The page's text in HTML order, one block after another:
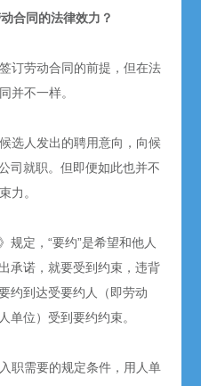
合同的法律效力？
订劳动合同的前提，但在法
并不一样。
选人发出的聘用意向，向候
司就职。但即便如此也并不
力。
规定，“要约”是希望和他人
承诺，就要受到约束，违背
约到达受要约人（即劳动
单位）受到要约约束。
职需要的规定条件，用人单